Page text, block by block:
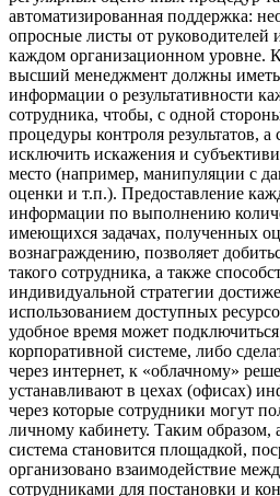
автоматизированная поддержка:
опросные листы от руководителей
каждом организационном уровне.
высший менеджмент должны
информации о результативности
сотрудника, чтобы, с одной
процедуры контроля результатов,
исключить искажения и
место (например, манипуляции с
оценки и т.п.). Предоставление
информации по выполнению
имеющихся задачах, полученных
вознаграждению, позволяет
такого сотрудника, а также
индивидуальной стратегии
использованием доступных
удобное время может
корпоративной системе, либо
через интернет, к «облачному»
устанавливают в цехах (офисах)
через которые сотрудники могут
личному кабинету. Таким образом,
система становится площадкой,
организовано взаимодействие
сотрудниками для постановки и